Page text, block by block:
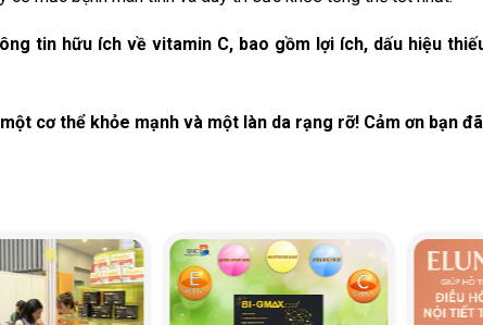
tin hữu ích về vitamin C, bao gồm lợi ích, dấu hiệu
cơ thể khỏe mạnh và một làn da rạng rỡ! Cảm ơn bạn